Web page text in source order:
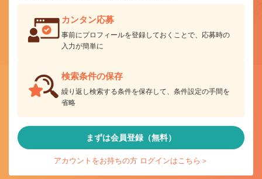
カンタン応募
事前にプロフィールを登録しておくことで、応募時の
入力が簡単に
検索条件の保存
繰り返し検索する条件を保存して、条件設定の手間を
省略
まずは会員登録（無料）
アカウントをお持ちの方 ログインはこちら＞